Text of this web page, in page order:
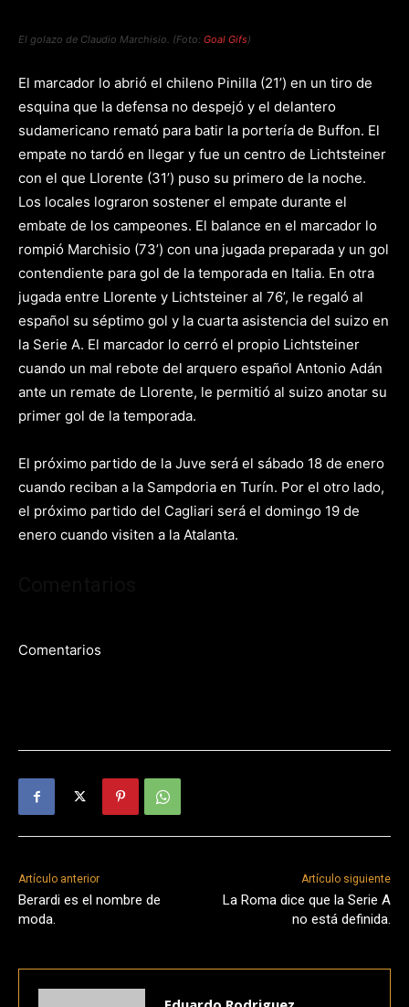
El golazo de Claudio Marchisio. (Foto: Goal Gifs)
El marcador lo abrió el chileno Pinilla (21’) en un tiro de
esquina que la defensa no despejó y el delantero
sudamericano remató para batir la portería de Buffon. El
empate no tardó en llegar y fue un centro de Lichtsteiner
con el que Llorente (31’) puso su primero de la noche.
Los locales lograron sostener el empate durante el
embate de los campeones. El balance en el marcador lo
rompió Marchisio (73’) con una jugada preparada y un gol
contendiente para gol de la temporada en Italia. En otra
jugada entre Llorente y Lichtsteiner al 76’, le regaló al
español su séptimo gol y la cuarta asistencia del suizo en
la Serie A. El marcador lo cerró el propio Lichtsteiner
cuando un mal rebote del arquero español Antonio Adán
ante un remate de Llorente, le permitió al suizo anotar su
primer gol de la temporada.
El próximo partido de la Juve será el sábado 18 de enero
cuando reciban a la Sampdoria en Turín. Por el otro lado,
el próximo partido del Cagliari será el domingo 19 de
enero cuando visiten a la Atalanta.
Comentarios
Artículo anterior
Berardi es el nombre de
moda.
Artículo siguiente
La Roma dice que la Serie A
no está definida.